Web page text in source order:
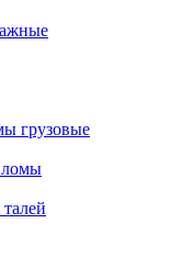
грузовые